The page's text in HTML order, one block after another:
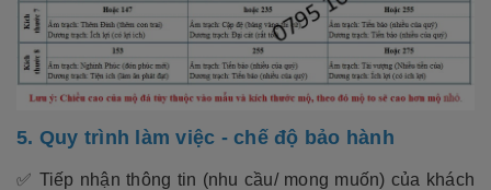
5. Quy trình làm việc - chế độ bảo hành
✅ Tiếp nhận thông tin (nhu cầu/ mong muốn) của khách